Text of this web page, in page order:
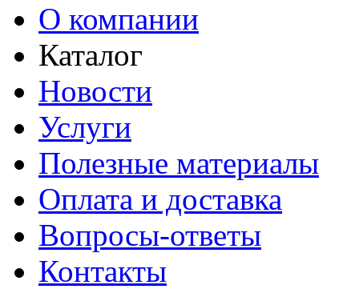
О компании
Каталог
Новости
Услуги
Полезные материалы
Оплата и доставка
Вопросы-ответы
Контакты